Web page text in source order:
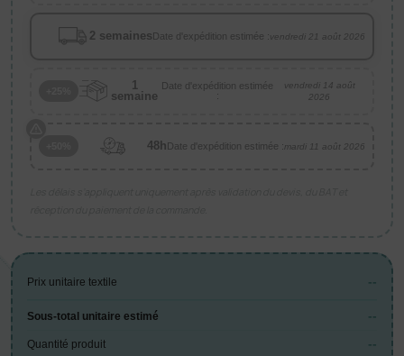
2 semainesDate d'expédition estimée :vendredi 21 août 2026
1
semaine
Date d'expédition estimée
:
vendredi 14 août
2026
48hDate d'expédition estimée :mardi 11 août 2026
Prix unitaire textile --
Sous-total unitaire estimé --
Quantité produit --